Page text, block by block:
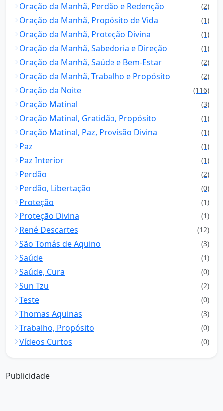
Oração da Manhã, Perdão e Redenção (2)
Oração da Manhã, Propósito de Vida (1)
Oração da Manhã, Proteção Divina (1)
Oração da Manhã, Sabedoria e Direção (1)
Oração da Manhã, Saúde e Bem-Estar (2)
Oração da Manhã, Trabalho e Propósito (2)
Oração da Noite (116)
Oração Matinal (3)
Oração Matinal, Gratidão, Propósito (1)
Oração Matinal, Paz, Provisão Divina (1)
Paz (1)
Paz Interior (1)
Perdão (2)
Perdão, Libertação (0)
Proteção (1)
Proteção Divina (1)
René Descartes (12)
São Tomás de Aquino (3)
Saúde (1)
Saúde, Cura (0)
Sun Tzu (2)
Teste (0)
Thomas Aquinas (3)
Trabalho, Propósito (0)
Vídeos Curtos (0)
Publicidade